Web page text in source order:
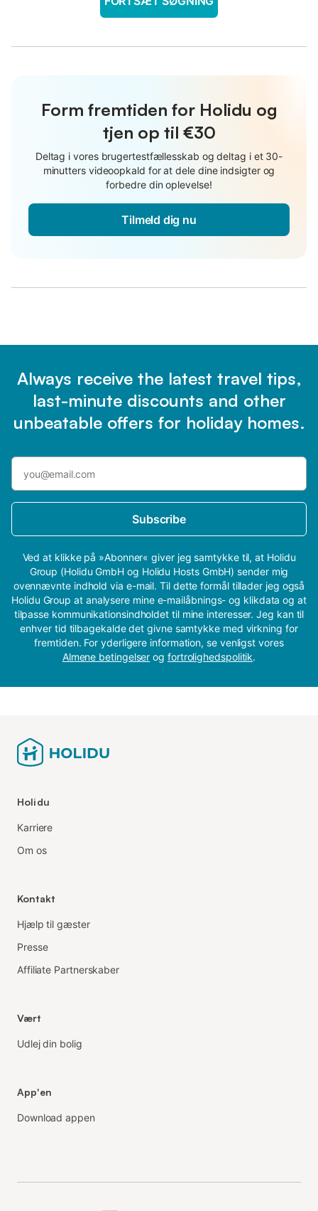
Form fremtiden for Holidu og
tjen op til €30
Deltag i vores brugertestfællesskab og deltag i et 30-
minutters videoopkald for at dele dine indsigter og
forbedre din oplevelse!
Tilmeld dig nu
Always receive the latest travel tips,
last-minute discounts and other
unbeatable offers for holiday homes.
Subscribe
Ved at klikke på »Abonner« giver jeg samtykke til, at Holidu
Group (Holidu GmbH og Holidu Hosts GmbH) sender mig
ovennævnte indhold via e-mail. Til dette formål tillader jeg også
Holidu Group at analysere mine e-mailåbnings- og klikdata og at
tilpasse kommunikationsindholdet til mine interesser. Jeg kan til
enhver tid tilbagekalde det givne samtykke med virkning for
fremtiden. For yderligere information, se venligst vores
Almene betingelser og fortrolighedspolitik.
Holidu
Karriere
Om os
Kontakt
Hjælp til gæster
Presse
Affiliate Partnerskaber
Vært
Udlej din bolig
App'en
Download appen